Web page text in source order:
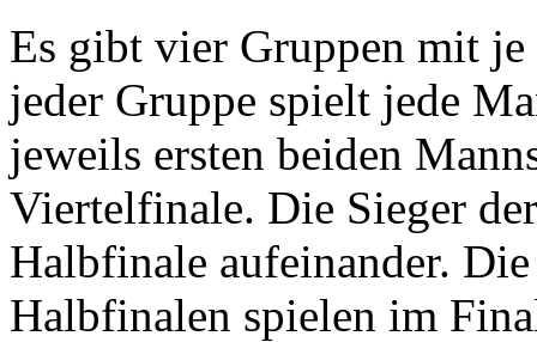
Es gibt vier Gruppen mit
jeder Gruppe spielt jede
jeweils ersten beiden
Viertelfinale. Die Sieger
Halbfinale aufeinander.
Halbfinalen spielen im